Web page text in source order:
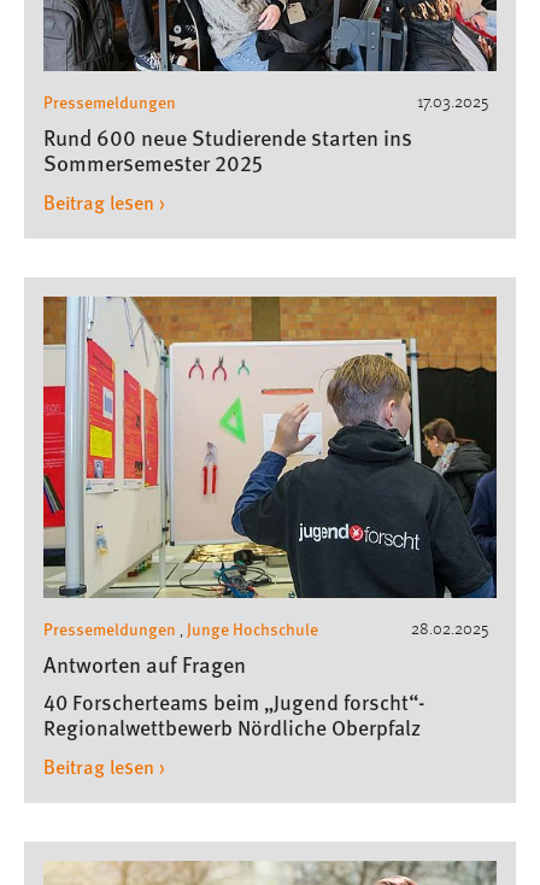
17.03.2025
Pressemeldungen
Rund 600 neue Studierende starten ins
Sommersemester 2025
Beitrag lesen ›
28.02.2025
Pressemeldungen , Junge Hochschule
Antworten auf Fragen
40 Forscherteams beim „Jugend forscht“-
Regionalwettbewerb Nördliche Oberpfalz
Beitrag lesen ›